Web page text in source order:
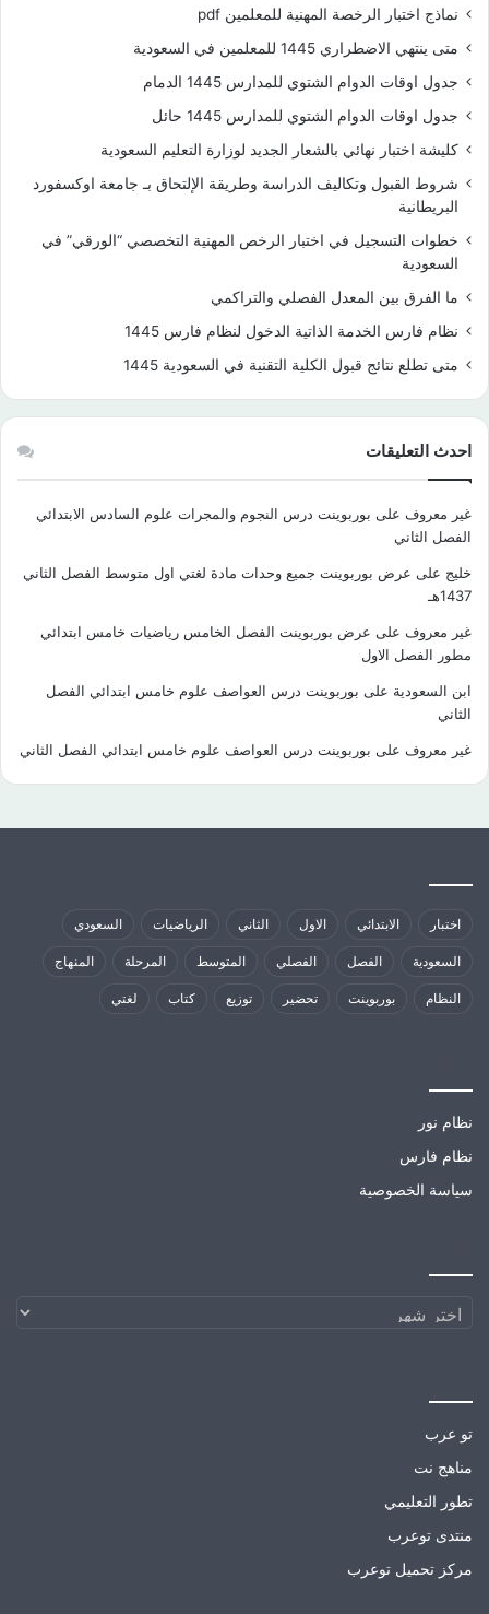
نماذج اختبار الرخصة المهنية للمعلمين pdf
متى ينتهي الاضطراري 1445 للمعلمين في السعودية
جدول اوقات الدوام الشتوي للمدارس 1445 الدمام
جدول اوقات الدوام الشتوي للمدارس 1445 حائل
كليشة اختبار نهائي بالشعار الجديد لوزارة التعليم السعودية
شروط القبول وتكاليف الدراسة وطريقة الإلتحاق بـ جامعة اوكسفورد
البريطانية
خطوات التسجيل في اختبار الرخص المهنية التخصصي “الورقي” في
السعودية
ما الفرق بين المعدل الفصلي والتراكمي
نظام فارس الخدمة الذاتية الدخول لنظام فارس 1445
متى تطلع نتائج قبول الكلية التقنية في السعودية 1445
احدث التعليقات
غير معروف على بوربوينت درس النجوم والمجرات علوم السادس الابتدائي
الفصل الثاني
خليج على عرض بوربوينت جميع وحدات مادة لغتي اول متوسط الفصل الثاني
1437هـ
غير معروف على عرض بوربوينت الفصل الخامس رياضيات خامس ابتدائي
مطور الفصل الاول
ابن السعودية على بوربوينت درس العواصف علوم خامس ابتدائي الفصل
الثاني
غير معروف على بوربوينت درس العواصف علوم خامس ابتدائي الفصل الثاني
اختبار الابتدائي الاول الثاني الرياضيات السعودي
السعودية الفصل الفصلي المتوسط المرحلة المنهاج
النظام بوربوينت تحضير توزيع كتاب لغتي
نظام نور
نظام فارس
سياسة الخصوصية
الارشيف
تو عرب
مناهج نت
تطور التعليمي
منتدى توعرب
مركز تحميل توعرب